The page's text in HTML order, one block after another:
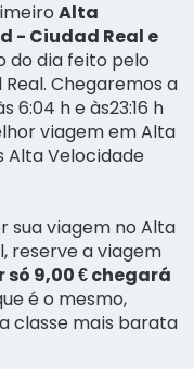
Alta
- Ciudad Real e
do dia feito pelo
Chegaremos a
6:04 h e às23:16 h
viagem em Alta
Alta Velocidade
sua viagem no Alta
reserve a viagem
só 9,00 € chegará
é o mesmo,
classe mais barata